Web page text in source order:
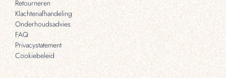
Retourneren
Klachtenafhandeling
Onderhoudsadvies
FAQ
Privacystatement
Cookiebeleid